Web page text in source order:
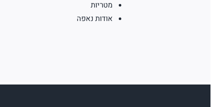
מטריות
אודות נאפה